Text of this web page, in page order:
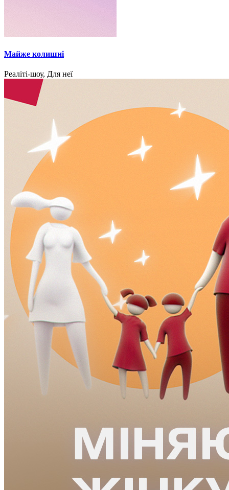
Майже колишні
Реаліті-шоу, Для неї